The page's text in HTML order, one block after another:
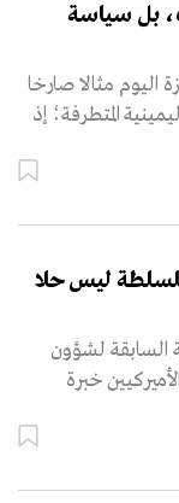
بل سياسة
اليوم مثالا صارخا
المتطرفة؛ إذ
للسلطة ليس حلا
السابقة لشؤون
خبرة